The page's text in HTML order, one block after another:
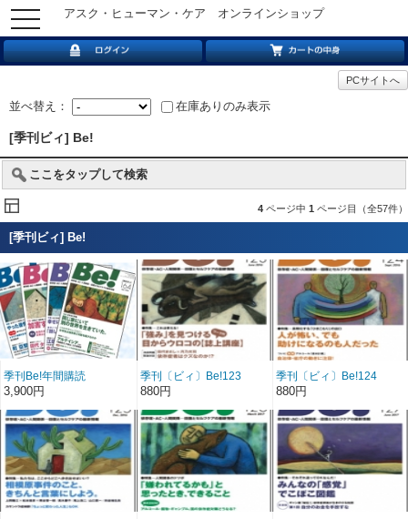
アスク・ヒューマン・ケア オンラインショップ
toggle
navigation
PCサイトへ
並べ替え： 在庫ありのみ表示
[季刊ビィ] Be!
ここをタップして検索
4 ページ中 1 ページ目（全57件）
[季刊ビィ] Be!
季刊Be!年間購読
3,900円
季刊〔ビィ〕Be!123
号……特集／「強み」を
の【誌上講座】
880円
季刊〔ビィ〕Be!124
号……特集／長期化する
880円